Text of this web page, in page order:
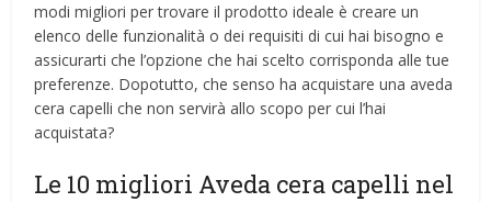
modi migliori per trovare il prodotto ideale è creare un
elenco delle funzionalità o dei requisiti di cui hai bisogno e
assicurarti che l’opzione che hai scelto corrisponda alle tue
preferenze. Dopotutto, che senso ha acquistare una aveda
cera capelli che non servirà allo scopo per cui l’hai
acquistata?
Le 10 migliori Aveda cera capelli nel